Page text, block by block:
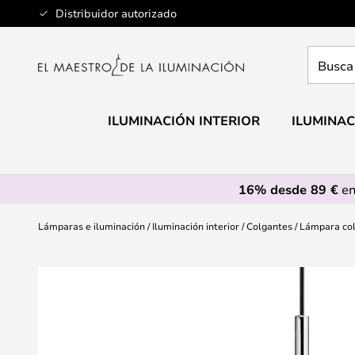
Distribuidor autorizado
Ir
al
aquí
ILUMINACIÓN INTERIOR
16% desde 89 €
Lámparas e iluminación Iluminación interior Colgantes Lámpara